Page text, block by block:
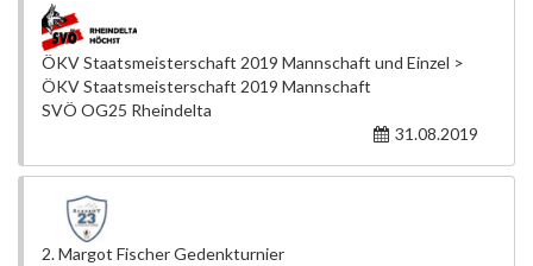
ÖKV Staatsmeisterschaft 2019 Mannschaft und Einzel >
ÖKV Staatsmeisterschaft 2019 Mannschaft
SVÖ OG25 Rheindelta
31.08.2019
2. Margot Fischer Gedenkturnier